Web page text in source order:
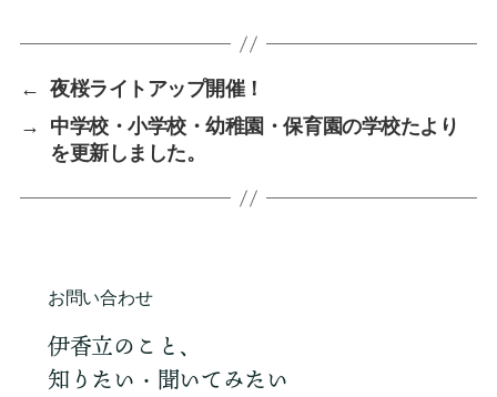
←
夜桜ライトアップ開催！
→
中学校・小学校・幼稚園・保育園の学校たより
を更新しました。
お問い合わせ
伊香立のこと、
知りたい・聞いてみたい